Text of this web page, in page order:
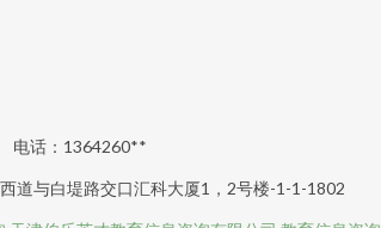
电话：1364260**
道与白堤路交口汇科大厦1，2号楼-1-1-1802